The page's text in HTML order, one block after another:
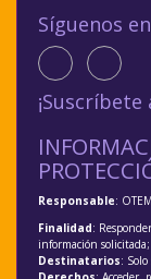
Síguenos
Responsable:
Finalidad:
información solicitada;
Destinatarios: